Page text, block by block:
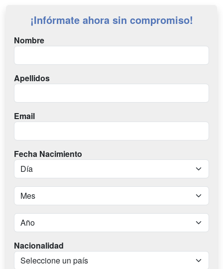
¡Infórmate ahora sin compromiso!
Nombre
Apellidos
Email
Fecha Nacimiento
Nacionalidad